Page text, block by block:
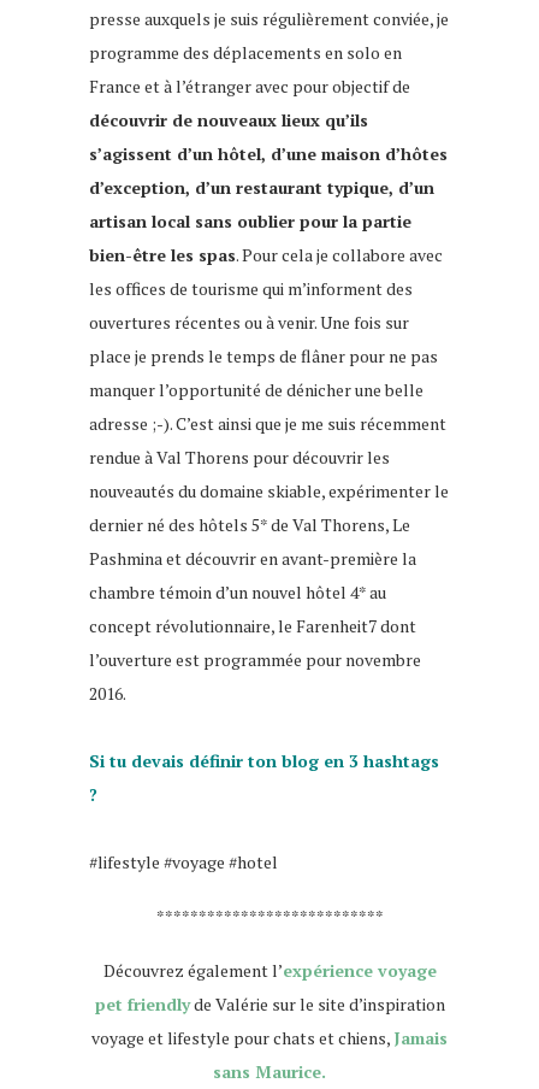
presse auxquels je suis régulièrement conviée, je
programme des déplacements en solo en
France et à l’étranger avec pour objectif de
découvrir de nouveaux lieux qu’ils
s’agissent d’un hôtel, d’une maison d’hôtes
d’exception, d’un restaurant typique, d’un
artisan local sans oublier pour la partie
bien-être les spas. Pour cela je collabore avec
les offices de tourisme qui m’informent des
ouvertures récentes ou à venir. Une fois sur
place je prends le temps de flâner pour ne pas
manquer l’opportunité de dénicher une belle
adresse ;-). C’est ainsi que je me suis récemment
rendue à Val Thorens pour découvrir les
nouveautés du domaine skiable, expérimenter le
dernier né des hôtels 5* de Val Thorens, Le
Pashmina et découvrir en avant-première la
chambre témoin d’un nouvel hôtel 4* au
concept révolutionnaire, le Farenheit7 dont
l’ouverture est programmée pour novembre
2016.
Si tu devais définir ton blog en 3 hashtags
?
#lifestyle #voyage #hotel
***************************
Découvrez également l’expérience voyage
pet friendlyde Valérie sur le site d’inspiration
voyage et lifestyle pour chats et chiens, Jamais
sans Maurice.